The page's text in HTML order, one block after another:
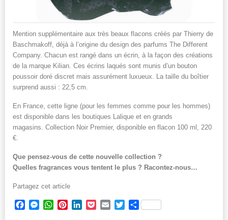
Mention supplémentaire aux très beaux flacons créés par Thierry de
Baschmakoff, déjà à l’origine du design des parfums The Different
Company. Chacun est rangé dans un écrin, à la façon des créations
de la marque Kilian. Ces écrins laqués sont munis d’un bouton
poussoir doré discret mais assurément luxueux. La taille du boîtier
surprend aussi : 22,5 cm.
En France, cette ligne (pour les femmes comme pour les hommes)
est disponible dans les boutiques Lalique et en grands
magasins. Collection Noir Premier, disponible en flacon 100 ml, 220
€.
Que pensez-vous de cette nouvelle collection ?
Quelles fragrances vous tentent le plus ? Racontez-nous…
Partagez cet article
Facebook
Messenger
WhatsApp
PinterestLinkedInPocketEmailTwitterPartager